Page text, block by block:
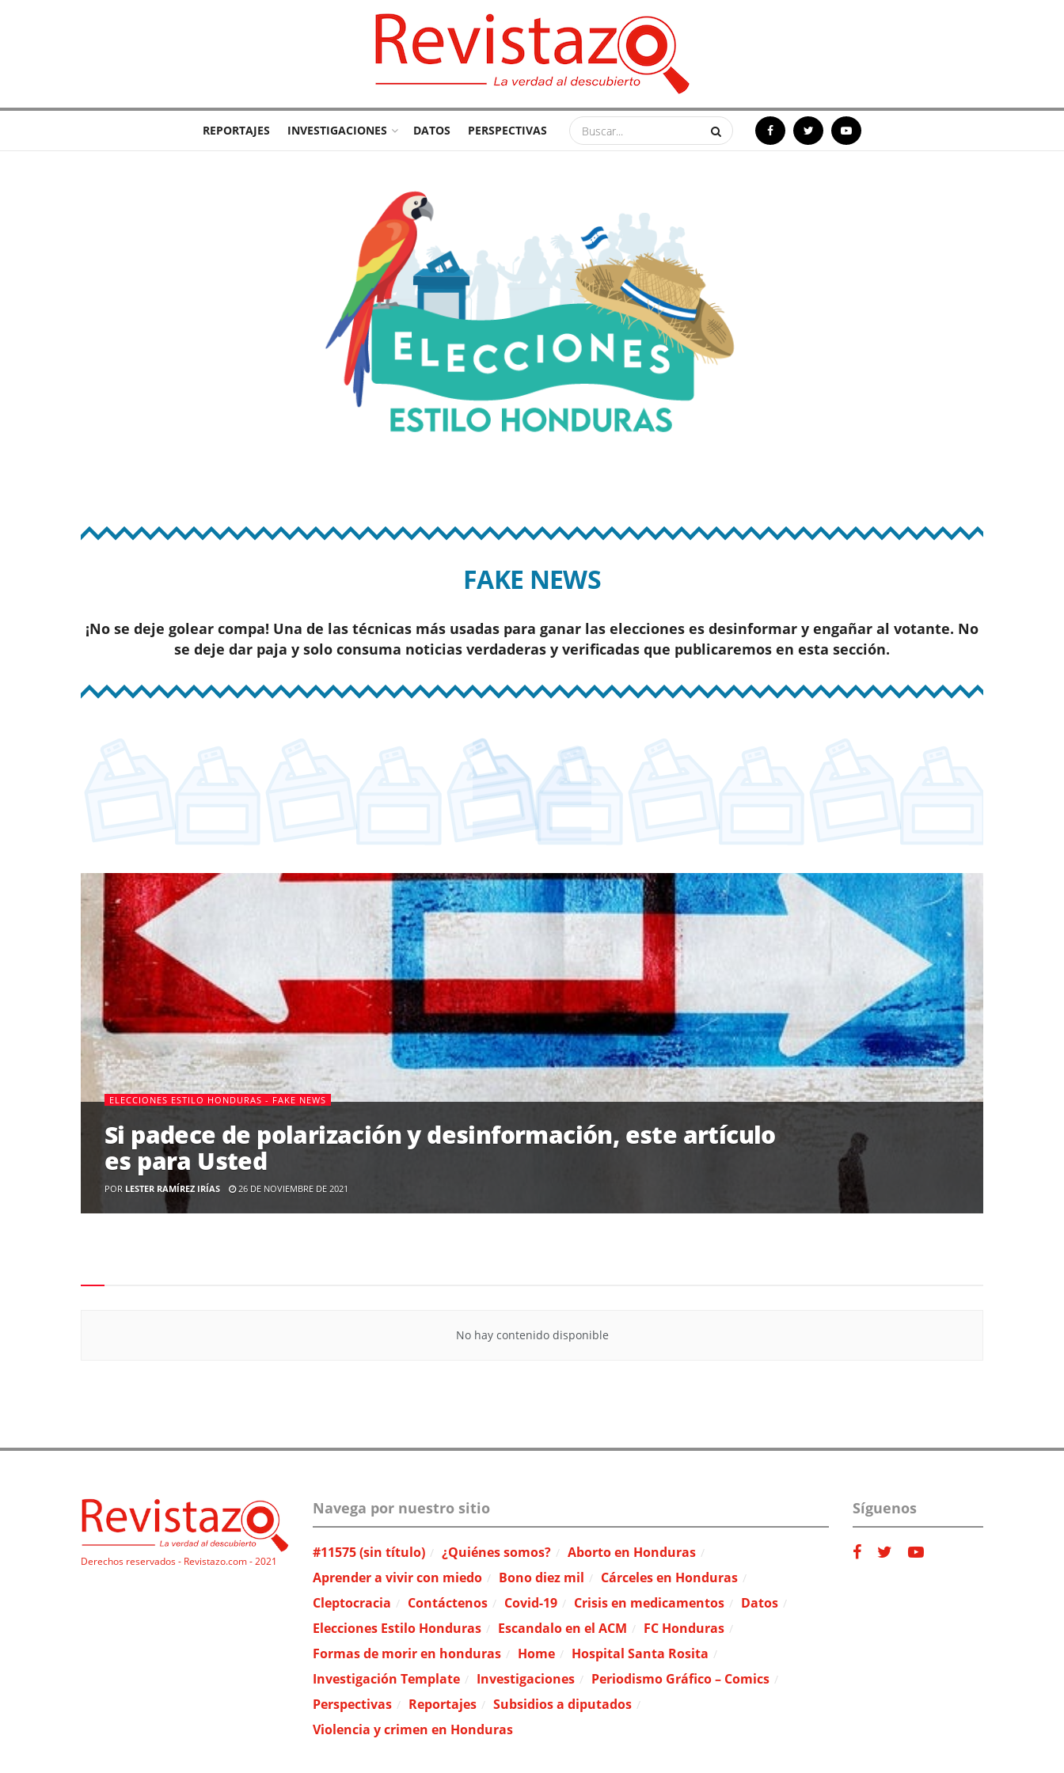
REPORTAJES INVESTIGACIONES DATOS PERSPECTIVAS
FAKE NEWS
¡No se deje golear compa! Una de las técnicas más usadas para ganar las elecciones es desinformar y engañar al votante. No
se deje dar paja y solo consuma noticias verdaderas y verificadas que publicaremos en esta sección.
ELECCIONES ESTILO HONDURAS - FAKE NEWS
Si padece de polarización y desinformación, este artículo
es para Usted
POR LESTER RAMÍREZ IRÍAS 26 DE NOVIEMBRE DE 2021
No hay contenido disponible
Derechos reservados - Revistazo.com - 2021
Navega por nuestro sitio
#11575 (sin título) ¿Quiénes somos?
Aborto en Honduras
Aprender a vivir con miedo
Bono diez mil
Cárceles en Honduras
Cleptocracia
Contáctenos Covid-19 Crisis en medicamentos
Datos
Elecciones Estilo Honduras
Escandalo en el ACM
FC Honduras
Formas de morir en honduras
Home
Hospital Santa Rosita
Investigación Template
Investigaciones
Periodismo Gráfico – Comics
Perspectivas
Reportajes
Subsidios a diputados
Violencia y crimen en Honduras
Síguenos